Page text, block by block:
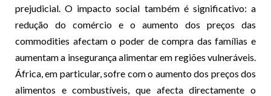
prejudicial. O impacto social também é significativo: a
redução do comércio e o aumento dos preços das
commodities afectam o poder de compra das famílias e
aumentam a insegurança alimentar em regiões vulneráveis.
África, em particular, sofre com o aumento dos preços dos
alimentos e combustíveis, que afecta directamente o